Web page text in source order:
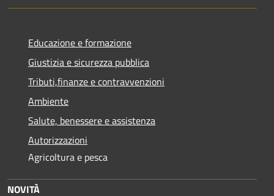
Educazione e formazione
Giustizia e sicurezza pubblica
Tributi,finanze e contravvenzioni
Ambiente
Salute, benessere e assistenza
Autorizzazioni
Agricoltura e pesca
NOVITÀ